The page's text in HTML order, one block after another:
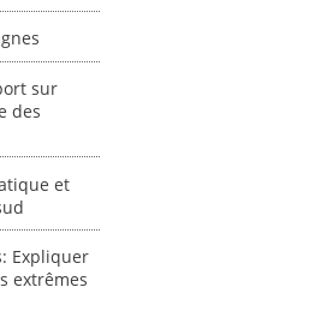
sur
des
et
Expliquer
extrêmes